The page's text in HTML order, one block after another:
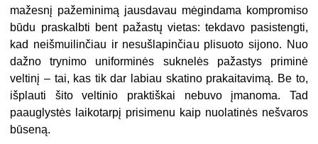
mažesnį pažeminimą jausdavau mėgindama kompromiso
būdu praskalbti bent pažastų vietas: tekdavo pasistengti,
kad neišmuilinčiau ir nesušlapinčiau plisuoto sijono. Nuo
dažno trynimo uniforminės suknelės pažastys priminė
veltinį – tai, kas tik dar labiau skatino prakaitavimą. Be to,
išplauti šito veltinio praktiškai nebuvo įmanoma. Tad
paauglystės laikotarpį prisimenu kaip nuolatinės nešvaros
būseną.